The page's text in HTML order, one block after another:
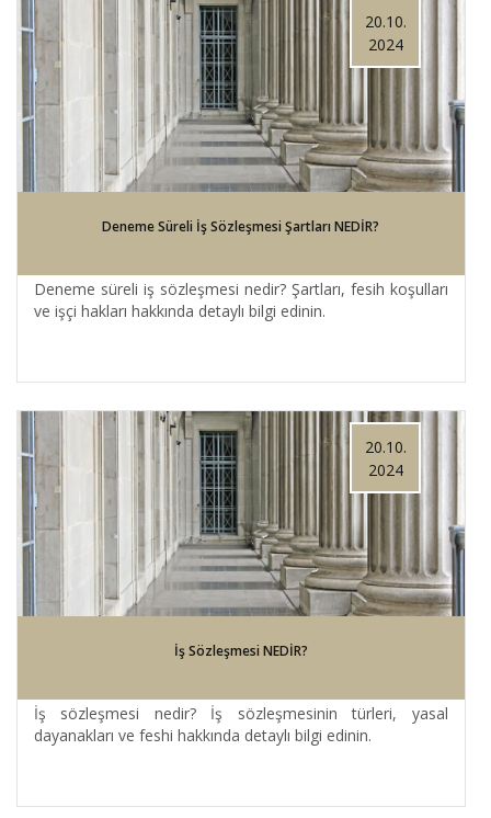
20.10.
2024
Deneme Süreli İş Sözleşmesi Şartları NEDİR?
Deneme süreli iş sözleşmesi nedir? Şartları, fesih koşulları
ve işçi hakları hakkında detaylı bilgi edinin.
20.10.
2024
İş Sözleşmesi NEDİR?
İş sözleşmesi nedir? İş sözleşmesinin türleri, yasal
dayanakları ve feshi hakkında detaylı bilgi edinin.